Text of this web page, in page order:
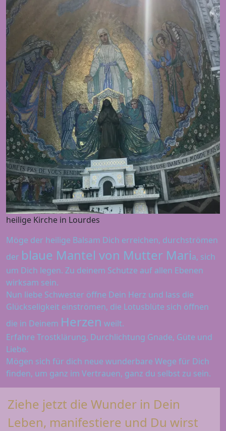
heilige Kirche in Lourdes
Möge der heilige Balsam Dich erreichen, durchströmen
der blaue Mantel von Mutter Maria, sich
um Dich legen. Zu deinem Schutze auf allen Ebenen
wirksam sein.
Nun liebe Schwester öffne Dein Herz und lass die
Glückseligkeit einströmen, die Lotusblüte sich öffnen
die in Deinem Herzen weilt.
Erfahre Trostklärung, Durchlichtung Gnade, Güte und
Liebe.
Mögen sich für dich neue wunderbare Wege für Dich
finden, um ganz im Vertrauen, ganz du selbst zu sein.
Ziehe jetzt die Wunder in Dein
Leben, manifestiere und Du wirst